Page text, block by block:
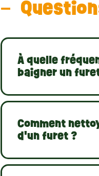
À quelle
baigner un
Comment
d'un furet ?